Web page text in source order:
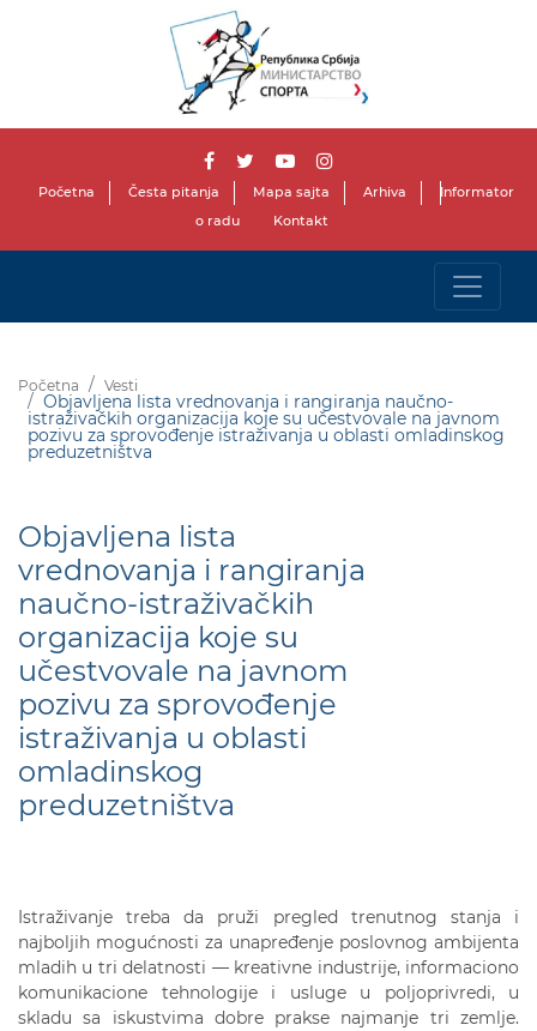
Početna Česta pitanja Mapa sajta Arhiva
Informator
o radu
Kontakt
Početna Vesti
Objavljena lista vrednovanja i rangiranja naučno-
istraživačkih organizacija koje su učestvovale na javnom
pozivu za sprovođenje istraživanja u oblasti omladinskog
preduzetništva
Objavljena lista
vrednovanja i rangiranja
naučno-istraživačkih
organizacija koje su
učestvovale na javnom
pozivu za sprovođenje
istraživanja u oblasti
omladinskog
preduzetništva
Istraživanje treba da pruži pregled trenutnog stanja i
najboljih mogućnosti za unapređenje poslovnog ambijenta
mladih u tri delatnosti ― kreativne industrije, informaciono
komunikacione tehnologije i usluge u poljoprivredi, u
skladu sa iskustvima dobre prakse najmanje tri zemlje.